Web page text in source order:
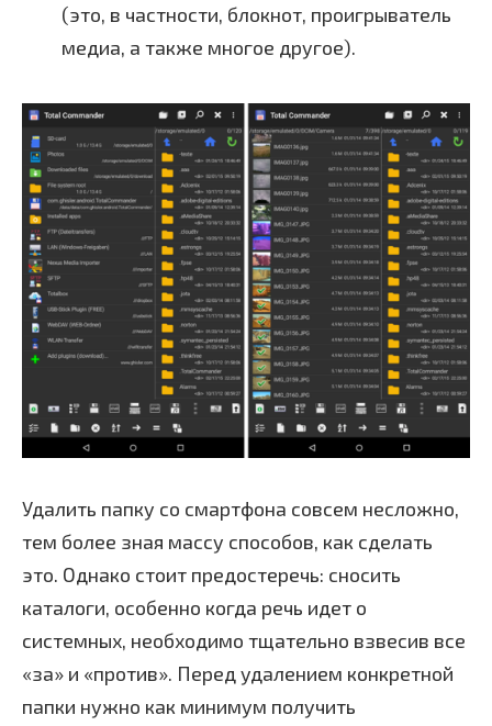
(это, в частности, блокнот, проигрыватель
медиа, а также многое другое).
Удалить папку со смартфона совсем несложно,
тем более зная массу способов, как сделать
это. Однако стоит предостеречь: сносить
каталоги, особенно когда речь идет о
системных, необходимо тщательно взвесив все
«за» и «против». Перед удалением конкретной
папки нужно как минимум получить